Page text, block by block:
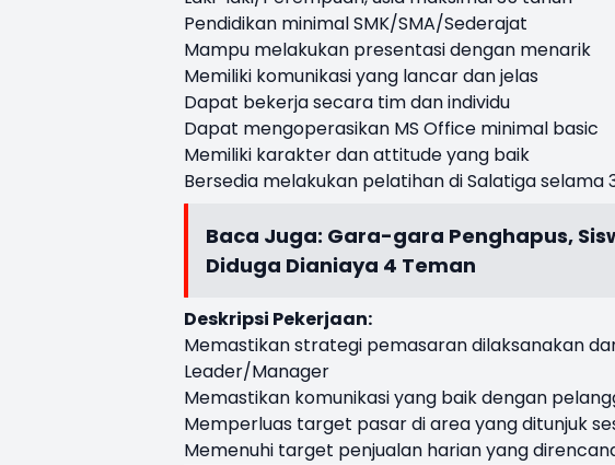
Pendidikan minimal SMK/SMA/Sederajat
Mampu melakukan presentasi dengan menarik
Memiliki komunikasi yang lancar dan jelas
Dapat bekerja secara tim dan individu
Dapat mengoperasikan MS Office minimal basic
Memiliki karakter dan attitude yang baik
Bersedia melakukan pelatihan di Salatiga selama
Baca Juga: Gara-gara Penghapus,
Diduga Dianiaya 4 Teman
Deskripsi Pekerjaan:
Memastikan strategi pemasaran dilaksanakan
Leader/Manager
Memastikan komunikasi yang baik dengan
Memperluas target pasar di area yang ditunjuk
Memenuhi target penjualan harian yang